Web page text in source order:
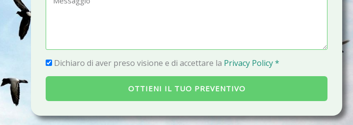
n
o
g
g
P
r
v
a
Dichiaro di aver preso visione e di accettare la Privacy Policy *
OTTIENI IL TUO PREVENTIVO